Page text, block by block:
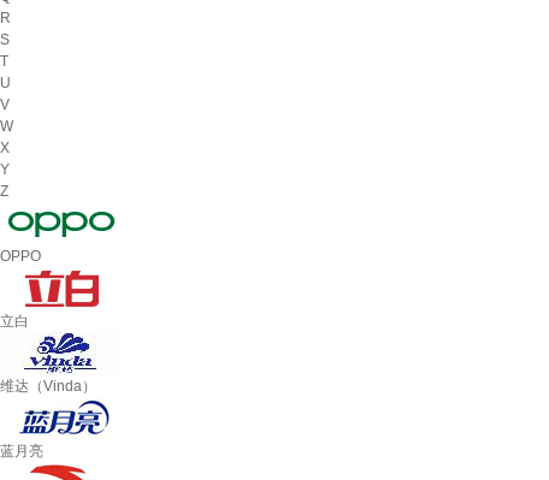
R
S
T
U
V
W
X
Y
Z
OPPO
立白
维达（Vinda）
蓝月亮